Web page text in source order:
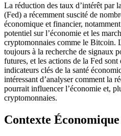
La réduction des taux d’intérêt par
(Fed) a récemment suscité de
économique et financier,
potentiel sur l’économie et les
cryptomonnaies comme le Bitcoin.
toujours à la recherche de signaux
futures, et les actions de la Fed sont
indicateurs clés de la santé
intéressant d’analyser comment la
pourrait influencer l’économie et,
cryptomonnaies.
Contexte Économique